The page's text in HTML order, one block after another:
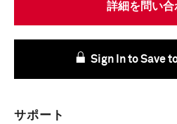
詳細を問い合
Sign In to Save
サポート